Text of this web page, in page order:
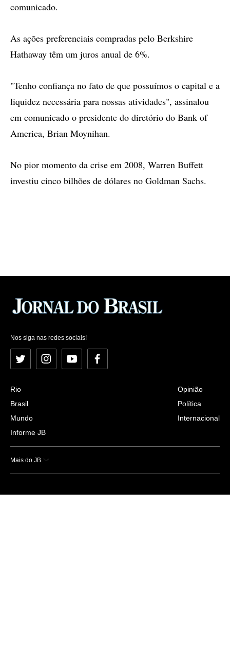
comunicado.
As ações preferenciais compradas pelo Berkshire
Hathaway têm um juros anual de 6%.
"Tenho confiança no fato de que possuímos o capital e a
liquidez necessária para nossas atividades", assinalou
em comunicado o presidente do diretório do Bank of
America, Brian Moynihan.
No pior momento da crise em 2008, Warren Buffett
investiu cinco bilhões de dólares no Goldman Sachs.
Nos siga nas redes sociais!
Twitter InstagramYouTubeFacebook
Rio
Brasil
Mundo
Informe JB
Opinião
Política
Internacional
Mais do JB
Esportes